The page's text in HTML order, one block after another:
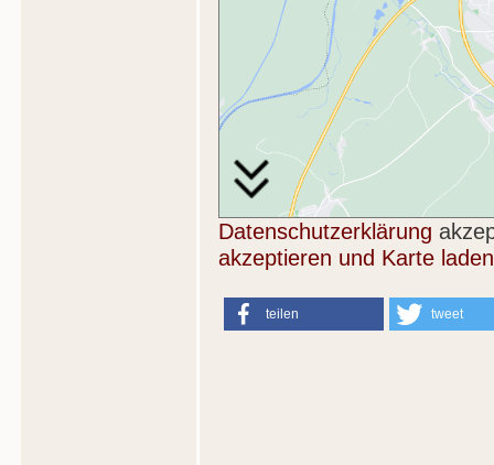
Datenschutzerklärung
akzeptieren und Karte laden
teilen tweet